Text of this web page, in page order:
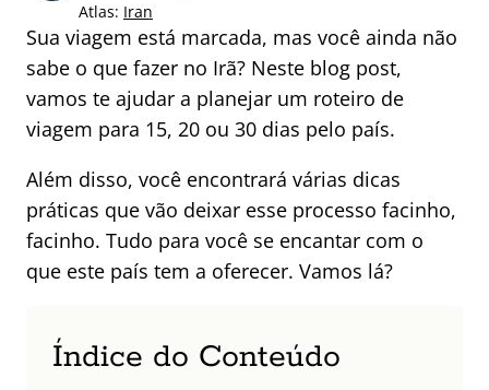
:
Atlas: Iran
Sua viagem está marcada, mas você ainda não
sabe o que fazer no Irã? Neste blog post,
vamos te ajudar a planejar um roteiro de
viagem para 15, 20 ou 30 dias pelo país.
Além disso, você encontrará várias dicas
práticas que vão deixar esse processo facinho,
facinho. Tudo para você se encantar com o
que este país tem a oferecer. Vamos lá?
Índice do Conteúdo